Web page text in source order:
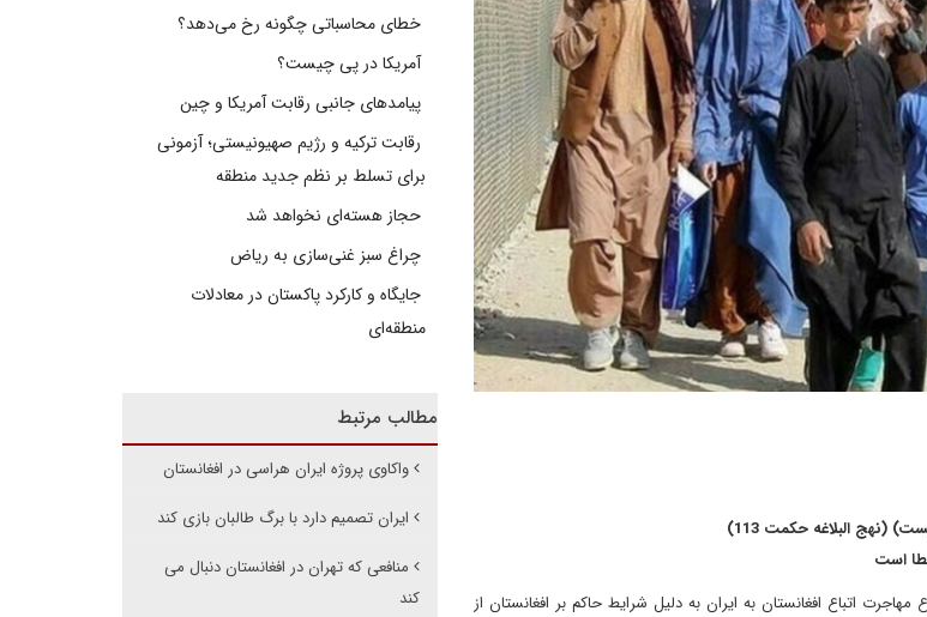
(نهج البلاغه حکمت 113)
است
اتباع افغانستان به ایران به دلیل شرایط حاکم بر افغانستان از
خطای محاسباتی چگونه رخ می‌دهد؟
آمریکا در پی چیست؟
پیامدهای جانبی رقابت آمریکا و چین
رقابت ترکیه و رژیم صهیونیستی؛ آزمونی
برای تسلط بر نظم جدید منطقه
حجاز هسته‌ای نخواهد شد
چراغ سبز غنی‌سازی به ریاض
جایگاه و کارکرد پاکستان در معادلات
منطقه‌ای
مطالب مرتبط
واکاوی پروژه ایران هراسی در افغانستان
ایران تصمیم دارد با برگ طالبان بازی کند
منافعی که تهران در افغانستان دنبال می
کند